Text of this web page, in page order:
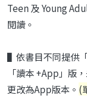
Teen 及Young
閱讀。
▌依書目不同提供
「讀本 +App」版
更改為App版本。 (